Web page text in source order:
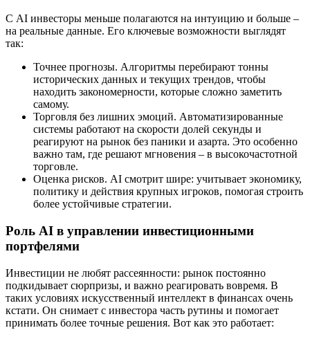
С AI инвесторы меньше полагаются на интуицию и больше –
на реальные данные. Его ключевые возможности выглядят
так:
Точнее прогнозы. Алгоритмы перебирают тонны
исторических данных и текущих трендов, чтобы
находить закономерности, которые сложно заметить
самому.
Торговля без лишних эмоций. Автоматизированные
системы работают на скорости долей секунды и
реагируют на рынок без паники и азарта. Это особенно
важно там, где решают мгновения – в высокочастотной
торговле.
Оценка рисков. AI смотрит шире: учитывает экономику,
политику и действия крупных игроков, помогая строить
более устойчивые стратегии.
Роль AI в управлении инвестиционными
портфелями
Инвестиции не любят рассеянности: рынок постоянно
подкидывает сюрпризы, и важно реагировать вовремя. В
таких условиях искусственный интеллект в финансах очень
кстати. Он снимает с инвестора часть рутины и помогает
принимать более точные решения. Вот как это работает: